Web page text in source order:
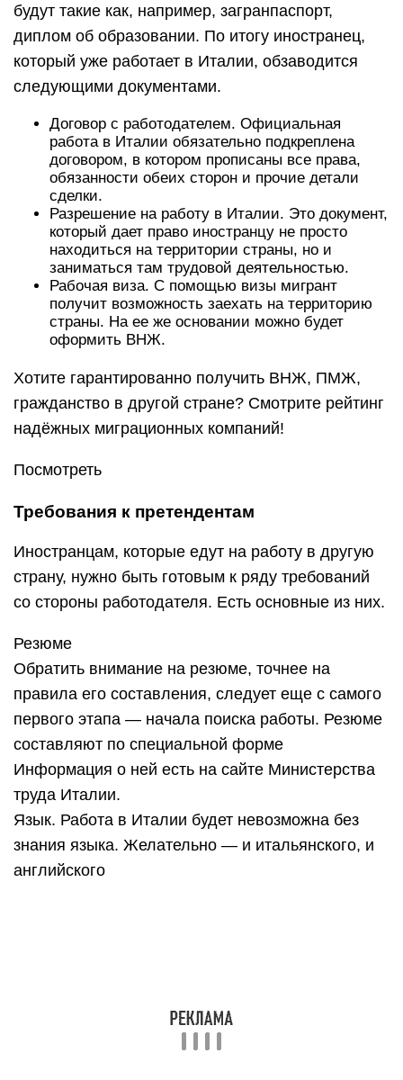
будут такие как, например, загранпаспорт,
диплом об образовании. По итогу иностранец,
который уже работает в Италии, обзаводится
следующими документами.
Договор с работодателем. Официальная
работа в Италии обязательно подкреплена
договором, в котором прописаны все права,
обязанности обеих сторон и прочие детали
сделки.
Разрешение на работу в Италии. Это документ,
который дает право иностранцу не просто
находиться на территории страны, но и
заниматься там трудовой деятельностью.
Рабочая виза. С помощью визы мигрант
получит возможность заехать на территорию
страны. На ее же основании можно будет
оформить ВНЖ.
Хотите гарантированно получить ВНЖ, ПМЖ,
гражданство в другой стране? Смотрите рейтинг
надёжных миграционных компаний!
Посмотреть
Требования к претендентам
Иностранцам, которые едут на работу в другую
страну, нужно быть готовым к ряду требований
со стороны работодателя. Есть основные из них.
Резюме
Обратить внимание на резюме, точнее на
правила его составления, следует еще с самого
первого этапа — начала поиска работы. Резюме
составляют по специальной форме
Информация о ней есть на сайте Министерства
труда Италии.
Язык. Работа в Италии будет невозможна без
знания языка. Желательно — и итальянского, и
английского